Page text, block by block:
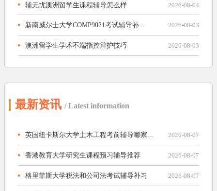
辅无忧澳洲留学生课程辅导怎么样 2026-08-04
新南威尔士大学COMP9021考试辅导补... 2026-08-03
澳洲留学生学术不端指控辩护技巧 2026-08-03
最新资讯 / Latest information
英国纽卡斯尔大学土木工程考前辅导哪家... 2026-08-07
香港教育大学研究生课程预习辅导推荐 2026-08-07
格里菲斯大学税法和公司法考试辅导补习 2026-08-07